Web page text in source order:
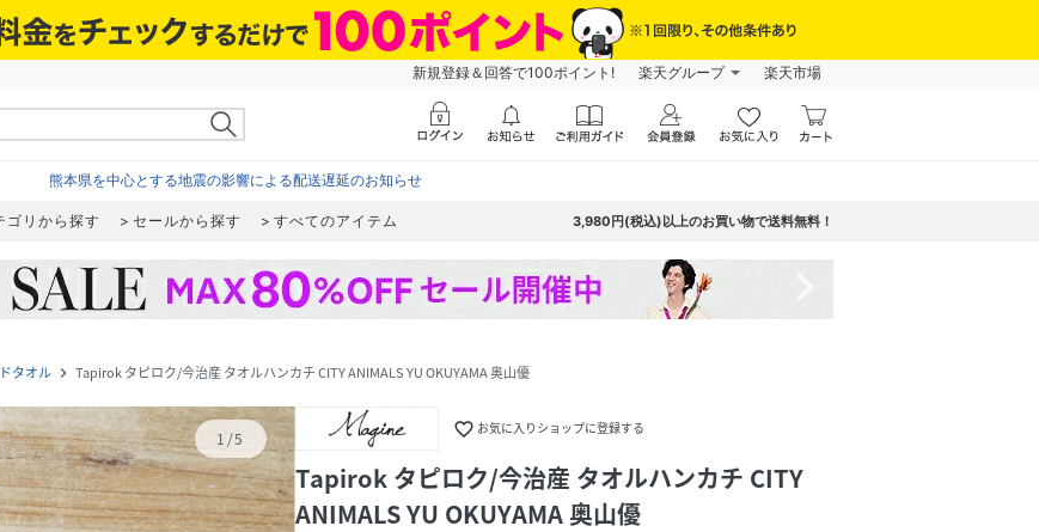
新規登録＆回答で100ポイント! 楽天グループ 楽天市場
熊本県を中心とする地震の影響による配送遅延のお知らせ
ゴリから探す セールから探す すべてのアイテム 3,980円(税込)以上のお買い物で送料無料！
タオル navigate_next Tapirok タピロク/今治産 タオルハンカチ CITY ANIMALS YU OKUYAMA 奥山優
1/5 favorite_border お気に入りショップに登録する
Tapirok タピロク/今治産 タオルハンカチ CITY
ANIMALS YU OKUYAMA 奥山優